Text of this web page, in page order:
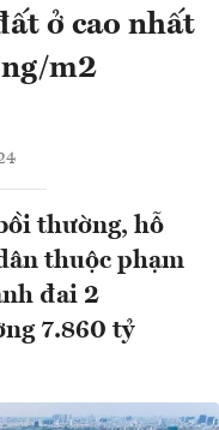
ở cao nhất
m2
thường, hỗ
thuộc phạm
đai 2
7.860 tỷ